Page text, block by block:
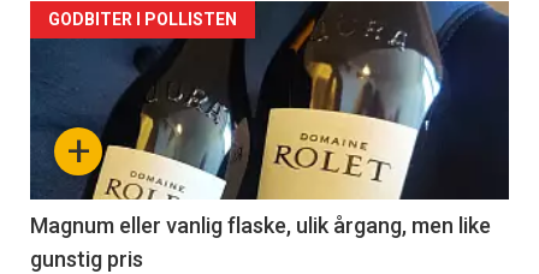
Forsiden
akkurat
nå
3
+
GODBITER I POLLISTEN
Magnum eller vanlig flaske, ulik årgang, men like
gunstig pris